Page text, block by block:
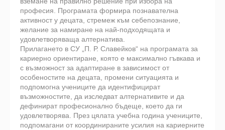
професия. Програмата формира познавателна
активност у децата, стремеж към себепознание,
желание за намиране на най-подходящата и
удовлетворяваща алтернатива.
Прилагането в СУ „П. Р. Славейков“ на програмата за
кариерно ориентиране, която e максимално гъвкава и
с възможност за адаптиране в зависимост от
особеностите на децата, промени ситуацията и
подпомогна учениците да идентифицират
възможностите, да изследват алтернативите и да
дефинират професионално бъдеще, което да ги
удовлетворява. През цялата учебна година учениците,
подпомагани от координираните усилия на кариерните